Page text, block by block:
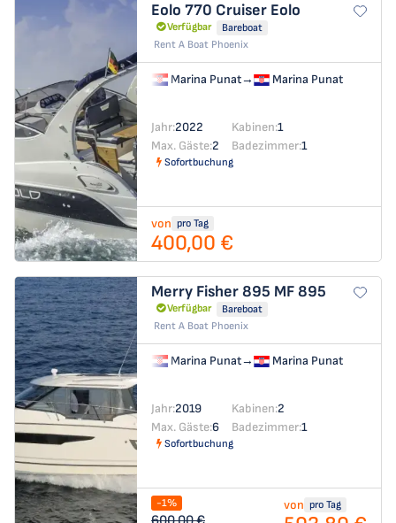
Eolo 770 Cruiser Eolo
Verfügbar
Bareboat
Rent A Boat Phoenix
Marina Punat→ Marina Punat
Jahr:2022 Kabinen:1
Max. Gäste:2 Badezimmer:1
Sofortbuchung
von pro Tag
400,00 €
Merry Fisher 895 MF 895
Verfügbar
Bareboat
Rent A Boat Phoenix
Marina Punat→ Marina Punat
Jahr:2019 Kabinen:2
Max. Gäste:6 Badezimmer:1
Sofortbuchung
-1% von pro Tag